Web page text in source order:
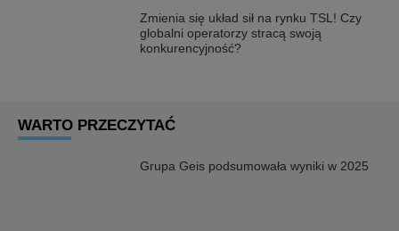
Zmienia się układ sił na rynku TSL! Czy
globalni operatorzy stracą swoją
konkurencyjność?
WARTO PRZECZYTAĆ
Grupa Geis podsumowała wyniki w 2025